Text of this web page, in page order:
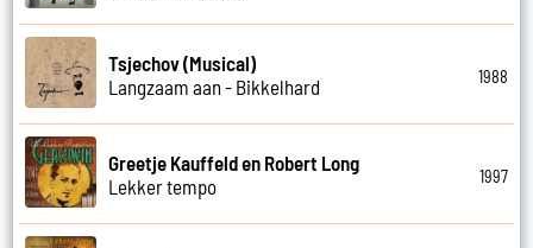
Tsjechov (Musical)
Langzaam aan - Bikkelhard
1988
Greetje Kauffeld en Robert Long
Lekker tempo
1997